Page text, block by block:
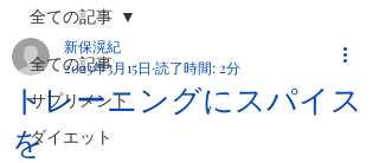
全ての記事
サプリメント
ダイエット
全ての記事
トレーニングにスパイス
を
新保滉紀
2023年3月15日 読了時間: 2分